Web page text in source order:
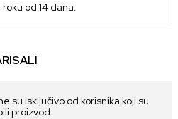
od 14 dana.
su isključivo od korisnika koji su
proizvod.